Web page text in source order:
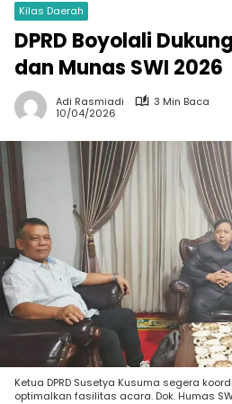
Kilas Daerah
DPRD Boyolali
dan Munas SWI 2026
Adi Rasmiadi
3 Min Baca
10/04/2026
Ketua DPRD Susetya Kusuma segera
optimalkan fasilitas acara. Dok. Humas